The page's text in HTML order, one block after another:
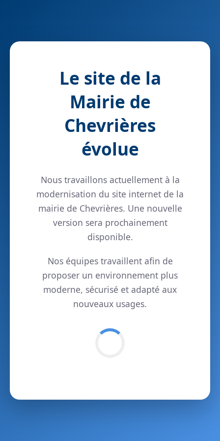
Le site de la
Mairie de
Chevrières
évolue
Nous travaillons actuellement à la
modernisation du site internet de la
mairie de Chevrières. Une nouvelle
version sera prochainement
disponible.
Nos équipes travaillent afin de
proposer un environnement plus
moderne, sécurisé et adapté aux
nouveaux usages.